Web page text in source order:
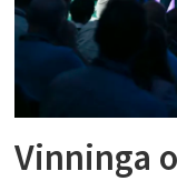
Vinninga